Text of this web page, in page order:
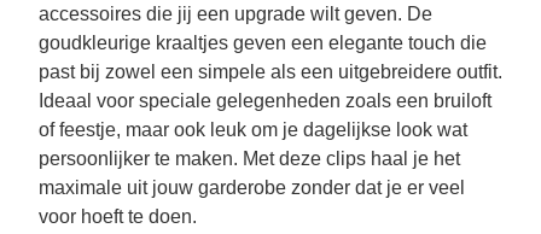
accessoires die jij een upgrade wilt geven. De
goudkleurige kraaltjes geven een elegante touch die
past bij zowel een simpele als een uitgebreidere outfit.
Ideaal voor speciale gelegenheden zoals een bruiloft
of feestje, maar ook leuk om je dagelijkse look wat
persoonlijker te maken. Met deze clips haal je het
maximale uit jouw garderobe zonder dat je er veel
voor hoeft te doen.